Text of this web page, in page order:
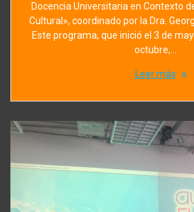
Docencia Universitaria en Contexto
Cultural», coordinado por la Dra.
Este programa, que inició el 3 de
octubre,…
Leer más